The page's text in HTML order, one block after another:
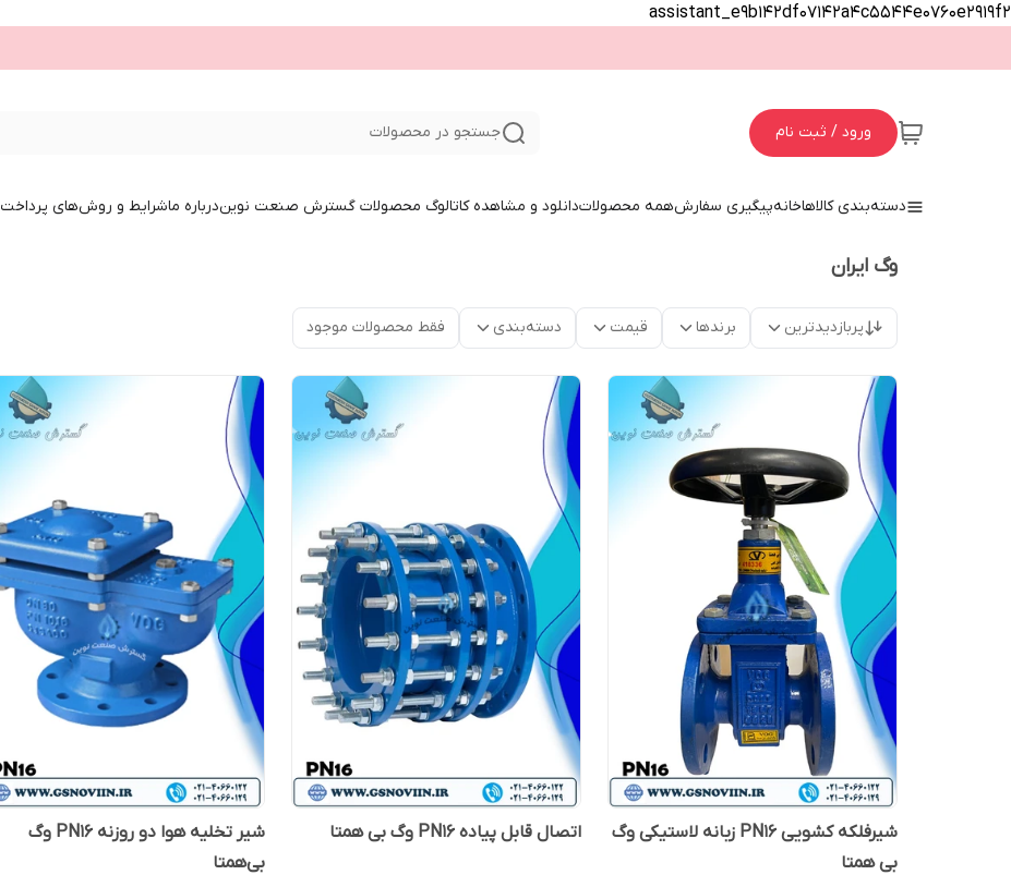
assistant_e9b142df07142a4c5544e0760e2919f2
ورود / ثبت نام جستجو در محصولات
دسته‌بندی کالاهاخانهپیگیری سفارشهمه محصولاتدانلود و مشاهده کاتالوگ محصولات گسترش صنعت نویندرباره ماشرایط و روش‌های پرداخت
وگ ایران
پربازدیدترین برندها قیمت دسته‌بندی فقط محصولات موجود
شیرفلکه کشویی PN16 زبانه لاستیکی وگ
بی همتا
اتصال قابل پیاده PN16 وگ بی همتا
شیر تخلیه هوا دو روزنه PN16 وگ
بی‌همتا